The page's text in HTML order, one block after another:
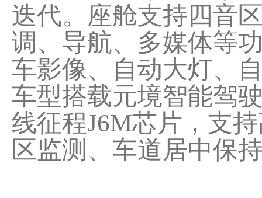
迭代。座舱支持四音
调、导航、多媒体等
车影像、自动大灯、
车型搭载元境智能驾
线征程J6M芯片，支
区监测、车道居中保